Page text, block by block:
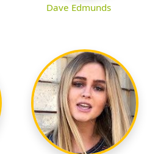
Dave Edmunds